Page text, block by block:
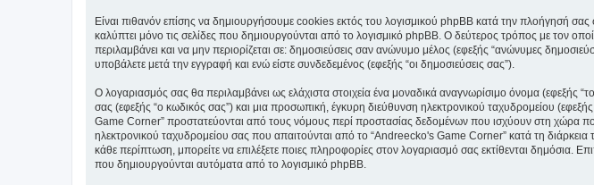
Είναι πιθανόν επίσης να δημιουργήσουμε cookies εκτός του λογισμικού phpBB κατά την πλοήγησή
καλύπτει μόνο τις σελίδες που δημιουργούνται από το λογισμικό phpBB. Ο δεύτερος τρόπος με τον
περιλαμβάνει και να μην περιορίζεται σε: δημοσιεύσεις σαν ανώνυμο μέλος (εφεξής “ανώνυμες
υποβάλετε μετά την εγγραφή και ενώ είστε συνδεδεμένος (εφεξής “οι δημοσιεύσεις σας”).
Ο λογαριασμός σας θα περιλαμβάνει ως ελάχιστα στοιχεία ένα μοναδικά αναγνωρίσιμο όνομα (εφεξής
σας (εφεξής “ο κωδικός σας”) και μια προσωπική, έγκυρη διεύθυνση ηλεκτρονικού ταχυδρομείου
Game Corner” προστατεύονται από τους νόμους περί προστασίας δεδομένων που ισχύουν στη χώρα
ηλεκτρονικού ταχυδρομείου σας που απαιτούνται από το “Andreecko's Game Corner” κατά τη διάρκεια
κάθε περίπτωση, μπορείτε να επιλέξετε ποιες πληροφορίες στον λογαριασμό σας εκτίθενται δημόσια.
που δημιουργούνται αυτόματα από το λογισμικό phpBB.